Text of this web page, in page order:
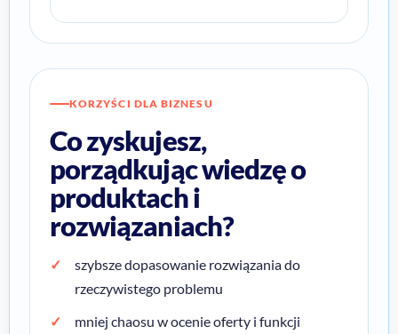
KORZYŚCI DLA BIZNESU
Co zyskujesz,
porządkując wiedzę o
produktach i
rozwiązaniach?
szybsze dopasowanie rozwiązania do
rzeczywistego problemu
mniej chaosu w ocenie oferty i funkcji